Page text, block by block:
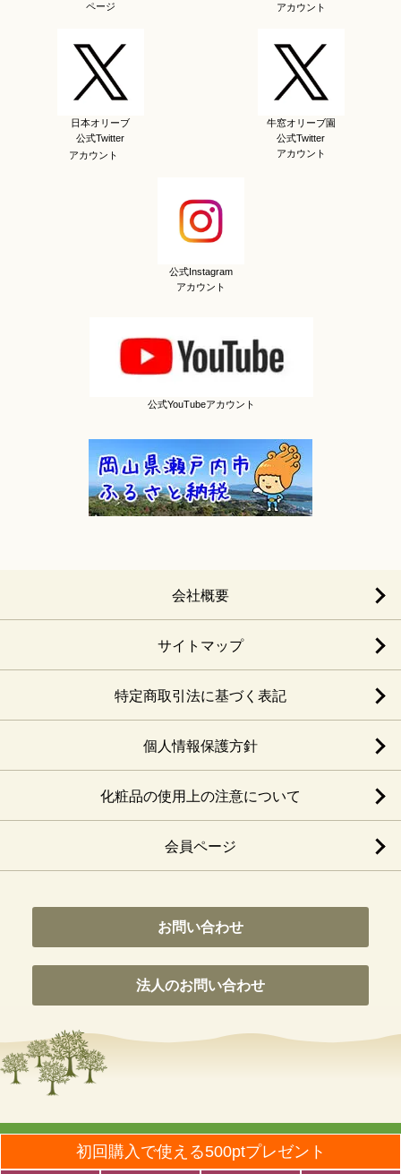
初回購入で使える500ptプレゼント
ページ
アカウント
日本オリーブ
公式Twitter
アカウント
牛窓オリーブ園
公式Twitter
アカウント
公式Instagram
アカウント
公式YouTubeアカウント
会社概要
サイトマップ
特定商取引法に基づく表記
個人情報保護方針
化粧品の使用上の注意について
会員ページ
お問い合わせ
法人のお問い合わせ
© Nippon Olive Co., Ltd. All Rights Reseaved.